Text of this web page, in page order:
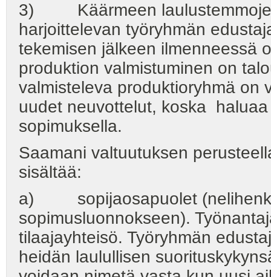
3) Käärmeen
harjoittelevan työryhmän
tekemisen jälkeen ilmenneessä
produktion valmistuminen on
valmisteleva produktioryhmä
uudet neuvottelut, koska
sopimuksella.
Saamani valtuutuksen
sisältää:
a) sopijaosapuolet
sopimusluonnokseen).
tilaajayhteisö. Työryhmän
heidän laulullisen